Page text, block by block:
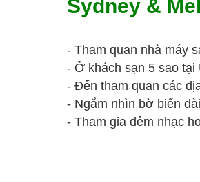
Sydney &
- Tham quan nhà máy
- Ở khách sạn 5 sao tại
- Đến tham quan các
- Ngắm nhìn bờ biển
- Tham gia đêm nhạc